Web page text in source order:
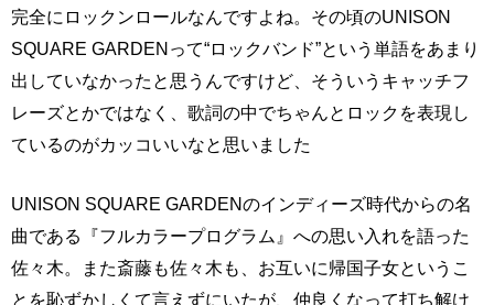
完全にロックンロールなんですよね。その頃のUNISON
SQUARE GARDENって“ロックバンド”という単語をあまり
出していなかったと思うんですけど、そういうキャッチフ
レーズとかではなく、歌詞の中でちゃんとロックを表現し
ているのがカッコいいなと思いました
UNISON SQUARE GARDENのインディーズ時代からの名
曲である『フルカラープログラム』への思い入れを語った
佐々木。また斎藤も佐々木も、お互いに帰国子女というこ
とを恥ずかしくて言えずにいたが、仲良くなって打ち解け